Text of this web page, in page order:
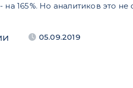
на 165%. Но аналитиков это
05.09.2019